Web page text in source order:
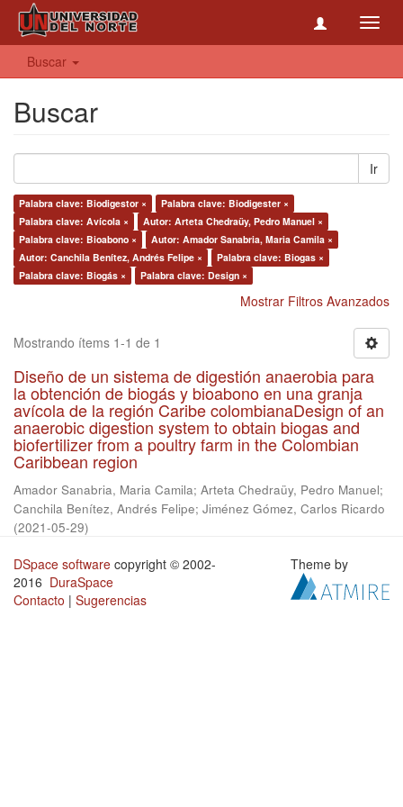
Buscar
Buscar
Ir
Palabra clave: Biodigestor ×
Palabra clave: Biodigester ×
Palabra clave: Avícola ×
Autor: Arteta Chedraüy, Pedro Manuel ×
Palabra clave: Bioabono ×
Autor: Amador Sanabria, Maria Camila ×
Autor: Canchila Benítez, Andrés Felipe ×
Palabra clave: Biogas ×
Palabra clave: Biogás ×
Palabra clave: Design ×
Mostrar Filtros Avanzados
Mostrando ítems 1-1 de 1
Diseño de un sistema de digestión anaerobia para
la obtención de biogás y bioabono en una granja
avícola de la región Caribe colombianaDesign of an
anaerobic digestion system to obtain biogas and
biofertilizer from a poultry farm in the Colombian
Caribbean region
Amador Sanabria, Maria Camila; Arteta Chedraüy, Pedro Manuel;
Canchila Benítez, Andrés Felipe; Jiménez Gómez, Carlos Ricardo
(2021-05-29)
DSpace software copyright © 2002-
2016 DuraSpace
Contacto | Sugerencias
Theme by